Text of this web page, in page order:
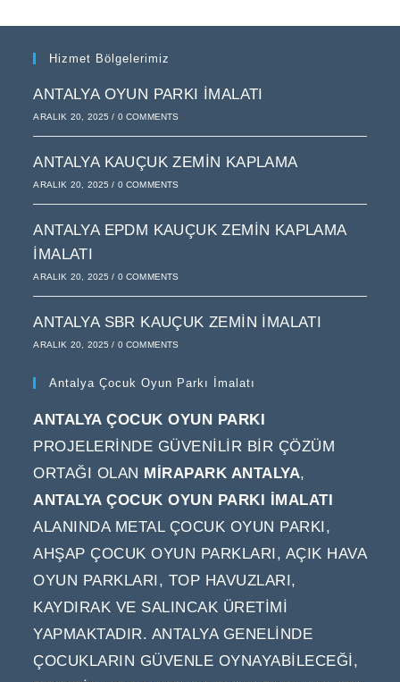
Hizmet Bölgelerimiz
ANTALYA OYUN PARKI İMALATI
ARALIK 20, 2025 / 0 COMMENTS
ANTALYA KAUÇUK ZEMIN KAPLAMA
ARALIK 20, 2025 / 0 COMMENTS
ANTALYA EPDM KAUÇUK ZEMIN KAPLAMA
İMALATI
ARALIK 20, 2025 / 0 COMMENTS
ANTALYA SBR KAUÇUK ZEMIN İMALATI
ARALIK 20, 2025 / 0 COMMENTS
Antalya Çocuk Oyun Parkı İmalatı
ANTALYA ÇOCUK OYUN PARKI
PROJELERINDE GÜVENILIR BIR ÇÖZÜM
ORTAĞI OLAN MIRAPARK ANTALYA,
ANTALYA ÇOCUK OYUN PARKI IMALATI
ALANINDA METAL ÇOCUK OYUN PARKI,
AHŞAP ÇOCUK OYUN PARKLARI, AÇIK HAVA
OYUN PARKLARI, TOP HAVUZLARI,
KAYDIRAK VE SALINCAK ÜRETIMI
YAPMAKTADIR. ANTALYA GENELINDE
ÇOCUKLARIN GÜVENLE OYNAYABILECEĞI,